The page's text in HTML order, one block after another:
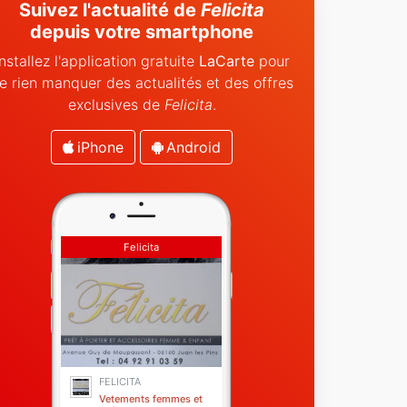
Suivez l'actualité de Felicita
depuis votre smartphone
l'application gratuite LaCartepour
rien manquer des actualités et des offres
exclusives de Felicita.
iPhone Android
Felicita
FELICITA
Vetements femmes et